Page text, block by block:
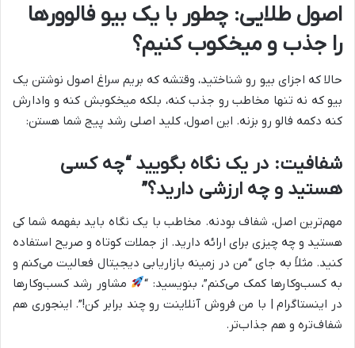
اصول طلایی: چطور با یک بیو فالوورها
را جذب و میخکوب کنیم؟
حالا که اجزای بیو رو شناختید، وقتشه که بریم سراغ اصول نوشتن یک
بیو که نه تنها مخاطب رو جذب کنه، بلکه میخکوبش کنه و وادارش
کنه دکمه فالو رو بزنه. این اصول، کلید اصلی رشد پیج شما هستن:
شفافیت: در یک نگاه بگویید “چه کسی
هستید و چه ارزشی دارید؟”
مهم‌ترین اصل، شفاف بودنه. مخاطب با یک نگاه باید بفهمه شما کی
هستید و چه چیزی برای ارائه دارید. از جملات کوتاه و صریح استفاده
کنید. مثلاً به جای “من در زمینه بازاریابی دیجیتال فعالیت می‌کنم و
به کسب‌وکارها کمک می‌کنم”، بنویسید: “
مشاور رشد کسب‌وکارها
در اینستاگرام | با من فروش آنلاینت رو چند برابر کن!”. اینجوری هم
شفاف‌تره و هم جذاب‌تر.